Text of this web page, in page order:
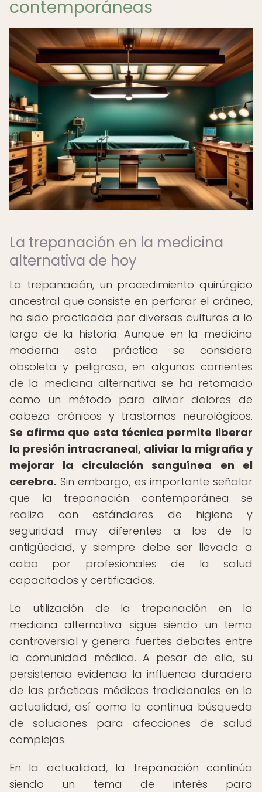
contemporáneas
La trepanación en la medicina
alternativa de hoy
La trepanación, un procedimiento quirúrgico
ancestral que consiste en perforar el cráneo,
ha sido practicada por diversas culturas a lo
largo de la historia. Aunque en la medicina
moderna esta práctica se considera
obsoleta y peligrosa, en algunas corrientes
de la medicina alternativa se ha retomado
como un método para aliviar dolores de
cabeza crónicos y trastornos neurológicos.
Se afirma que esta técnica permite liberar
la presión intracraneal, aliviar la migraña y
mejorar la circulación sanguínea en el
cerebro. Sin embargo, es importante señalar
que la trepanación contemporánea se
realiza con estándares de higiene y
seguridad muy diferentes a los de la
antigüedad, y siempre debe ser llevada a
cabo por profesionales de la salud
capacitados y certificados.
La utilización de la trepanación en la
medicina alternativa sigue siendo un tema
controversial y genera fuertes debates entre
la comunidad médica. A pesar de ello, su
persistencia evidencia la influencia duradera
de las prácticas médicas tradicionales en la
actualidad, así como la continua búsqueda
de soluciones para afecciones de salud
complejas.
En la actualidad, la trepanación continúa
siendo un tema de interés para